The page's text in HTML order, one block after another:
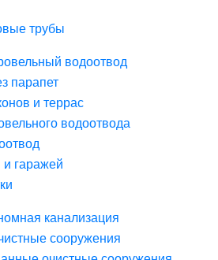
трубы
водоотвод
парапет
и террас
водоотвода
и гаражей
канализация
сооружения